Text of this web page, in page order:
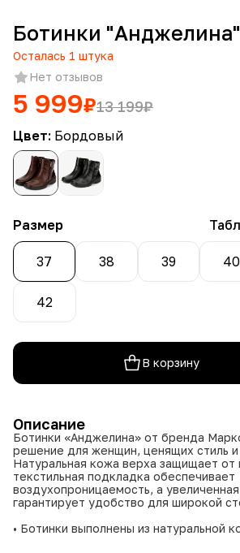
Ботинки "Анджелина"
Осталась 1 штука
Нет отзывов
5 999₽13 199₽
Цвет: Бордовый
Размер
37 38 39 40
42
В корзину
Описание
Ботинки «Анджелина» от бренда
решение для женщин, ценящих стиль
Натуральная кожа верха защищает от
текстильная подкладка обеспечивает
воздухопроницаемость, а
гарантирует удобство для широкой
• Ботинки выполнены из натуральной